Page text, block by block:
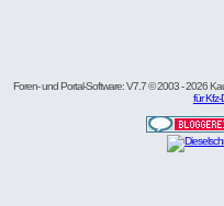
Foren- und Portal-Software: V7.7 © 2003 - 2026
für